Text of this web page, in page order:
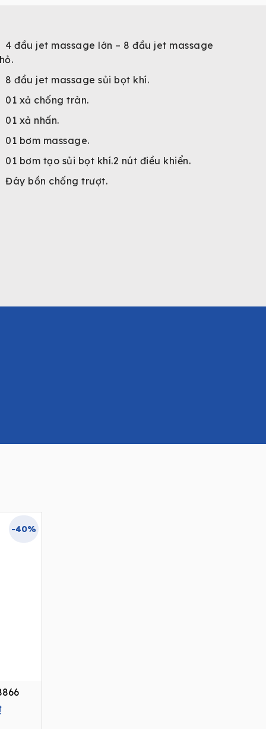
4 đầu jet massage lớn – 8 đầu jet massage
8 đầu jet massage sủi bọt khí.
01 xả chống tràn.
01 xả nhấn.
01 bơm massage.
01 bơm tạo sủi bọt khí.2 nút điều khiển.
Đáy bồn chống trượt.
-40%
Current